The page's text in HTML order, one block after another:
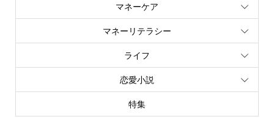
マネーケア
マネーリテラシー
ライフ
恋愛小説
特集